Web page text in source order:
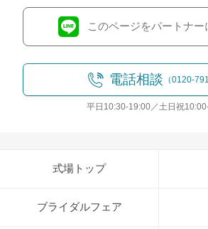
このページをパートナー
電話相談 （0120-
平日10:30-19:00／土日祝
式場トップ
ブライダルフェア